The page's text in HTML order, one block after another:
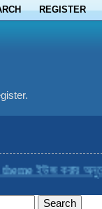
REGISTER
ইউজ করার অনুরোধ